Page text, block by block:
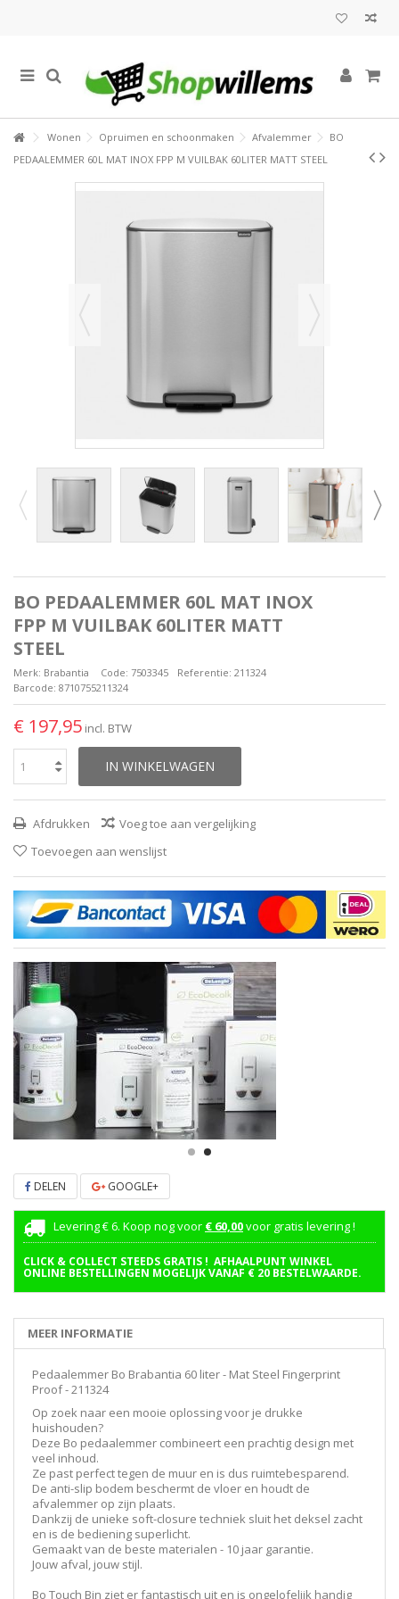
Wonen Opruimen en schoonmaken Afvalemmer
BO
PEDAALEMMER 60L MAT INOX FPP M VUILBAK 60LITER MATT STEEL
BO PEDAALEMMER 60L MAT INOX
FPP M VUILBAK 60LITER MATT
STEEL
Merk: Brabantia Code: 7503345 Referentie: 211324
Barcode: 8710755211324
€ 197,95 incl. BTW
IN WINKELWAGEN
Afdrukken
Voeg toe aan vergelijking
Toevoegen aan wenslijst
DELEN GOOGLE+
Levering € 6. Koop nog voor € 60,00voor gratis levering !
CLICK & COLLECT STEEDS GRATIS ! AFHAALPUNT WINKEL
ONLINE BESTELLINGEN MOGELIJK VANAF € 20 BESTELWAARDE.
MEER INFORMATIE
Pedaalemmer Bo Brabantia 60 liter - Mat Steel Fingerprint
Proof - 211324
Op zoek naar een mooie oplossing voor je drukke
huishouden?
Deze Bo pedaalemmer combineert een prachtig design met
veel inhoud.
Ze past perfect tegen de muur en is dus ruimtebesparend.
De anti-slip bodem beschermt de vloer en houdt de
afvalemmer op zijn plaats.
Dankzij de unieke soft-closure techniek sluit het deksel zacht
en is de bediening superlicht.
Gemaakt van de beste materialen - 10 jaar garantie.
Jouw afval, jouw stijl.
Bo Touch Bin ziet er fantastisch uit en is ongelofelijk handig